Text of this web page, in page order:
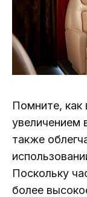
Помните, как
увеличением
также
Поскольку
более